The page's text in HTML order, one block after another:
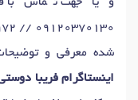
// 09120370130
شده معرفی و
اینستاگرام فریبا